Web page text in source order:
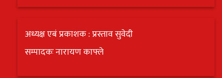
अध्यक्ष एबं प्रकाशक : प्रस्ताव सुवेदी
सम्पादकः नारायण काफ्ले